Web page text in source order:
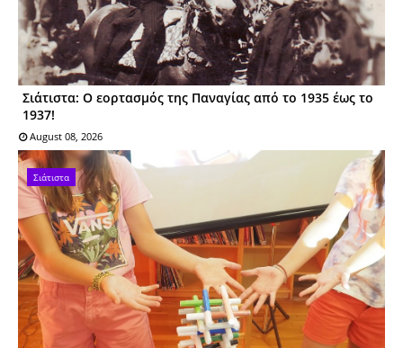
Σιάτιστα: Ο εορτασμός της Παναγίας από το 1935 έως το
1937!
August 08, 2026
Σιάτιστα